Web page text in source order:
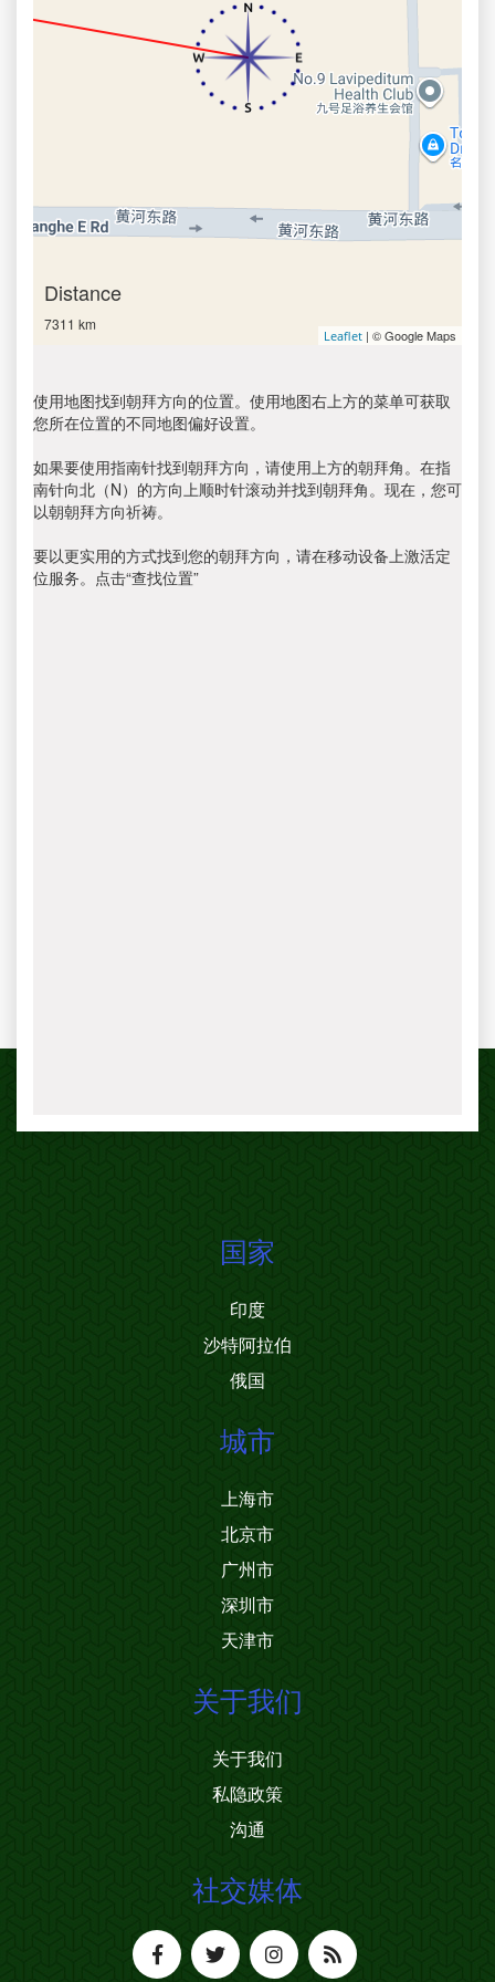
Distance
7311 km
Leaflet | © Google Maps
使用地图找到朝拜方向的位置。使用地图右上方的菜单可获取
您所在位置的不同地图偏好设置。
如果要使用指南针找到朝拜方向，请使用上方的朝拜角。在指
南针向北（N）的方向上顺时针滚动并找到朝拜角。现在，您可
以朝朝拜方向祈祷。
要以更实用的方式找到您的朝拜方向，请在移动设备上激活定
位服务。点击“查找位置”
国家
印度
沙特阿拉伯
俄国
城市
上海市
北京市
广州市
深圳市
天津市
关于我们
关于我们
私隐政策
沟通
社交媒体